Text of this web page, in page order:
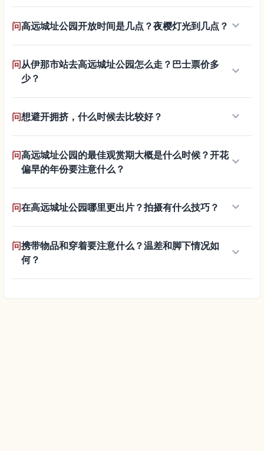
问高远城址公园开放时间是几点？夜樱灯光到几点？ keyboard_arrow_down
问从伊那市站去高远城址公园怎么走？巴士票价多
少？
keyboard_arrow_down
问想避开拥挤，什么时候去比较好？ keyboard_arrow_down
问高远城址公园的最佳观赏期大概是什么时候？开花
偏早的年份要注意什么？
keyboard_arrow_down
问在高远城址公园哪里更出片？拍摄有什么技巧？ keyboard_arrow_down
问携带物品和穿着要注意什么？温差和脚下情况如
何？
keyboard_arrow_down